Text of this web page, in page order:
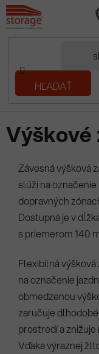
Prejsť
na
obsah
HĽADAŤ
Domov
Regály a regálové
prvky a rohože/
Výškové
Závesná výšková
slúži na
dopravných
Dostupná je v
s priemerom 140
Flexibilná
na označenie
obmedzenou
zaručuje
prostredí a znižuje
Vďaka výraznej